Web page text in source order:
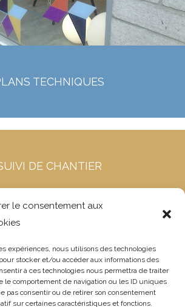
le consentement aux
expériences, nous utilisons des technologies
stocker et/ou accéder aux informations des
à ces technologies nous permettra de traiter
le comportement de navigation ou les ID uniques
pas consentir ou de retirer son consentement
sur certaines caractéristiques et fonctions.
TECHNIQUES
DE CHANTIER
DE TRAVAUX